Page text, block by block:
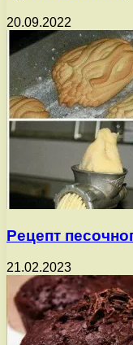
20.09.2022
Рецепт
21.02.2023